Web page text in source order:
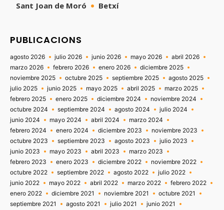
Sant Joan de Moró
Betxí
PUBLICACIONS
agosto 2026 julio 2026 junio 2026 mayo 2026
abril 2026
marzo 2026
febrero 2026 enero 2026
diciembre 2025
noviembre 2025
octubre 2025 septiembre 2025
agosto 2025
julio 2025
junio 2025 mayo 2025 abril 2025
marzo 2025
febrero 2025
enero 2025 diciembre 2024
noviembre 2024
octubre 2024
septiembre 2024 agosto 2024
julio 2024
junio 2024
mayo 2024 abril 2024
marzo 2024
febrero 2024
enero 2024 diciembre 2023
noviembre 2023
octubre 2023
septiembre 2023 agosto 2023
julio 2023
junio 2023
mayo 2023 abril 2023
marzo 2023
febrero 2023
enero 2023 diciembre 2022
noviembre 2022
octubre 2022
septiembre 2022 agosto 2022
julio 2022
junio 2022
mayo 2022 abril 2022 marzo 2022
febrero 2022
enero 2022
diciembre 2021 noviembre 2021
octubre 2021
septiembre 2021
agosto 2021 julio 2021
junio 2021